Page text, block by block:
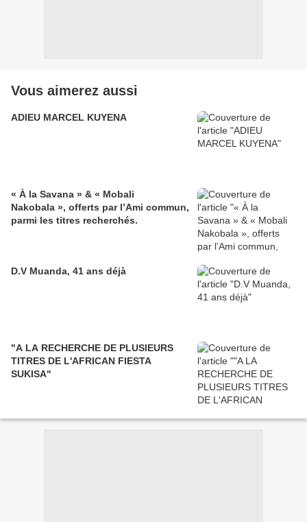
Vous aimerez aussi
ADIEU MARCEL KUYENA
« À la Savana » & « Mobali
Nakobala », offerts par l’Ami commun,
parmi les titres recherchés.
D.V Muanda, 41 ans déjà
"A LA RECHERCHE DE PLUSIEURS
TITRES DE L'AFRICAN FIESTA
SUKISA"